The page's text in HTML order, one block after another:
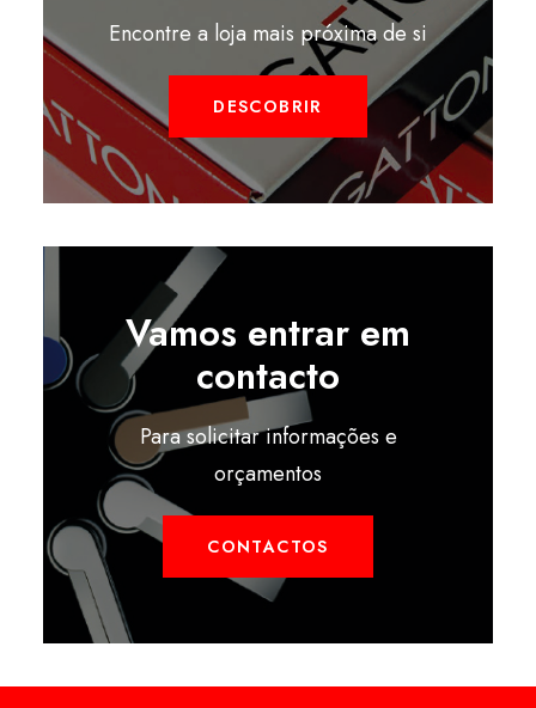
Encontre a loja mais próxima de si
DESCOBRIR
Vamos entrar em
contacto
Para solicitar informações e
orçamentos
CONTACTOS